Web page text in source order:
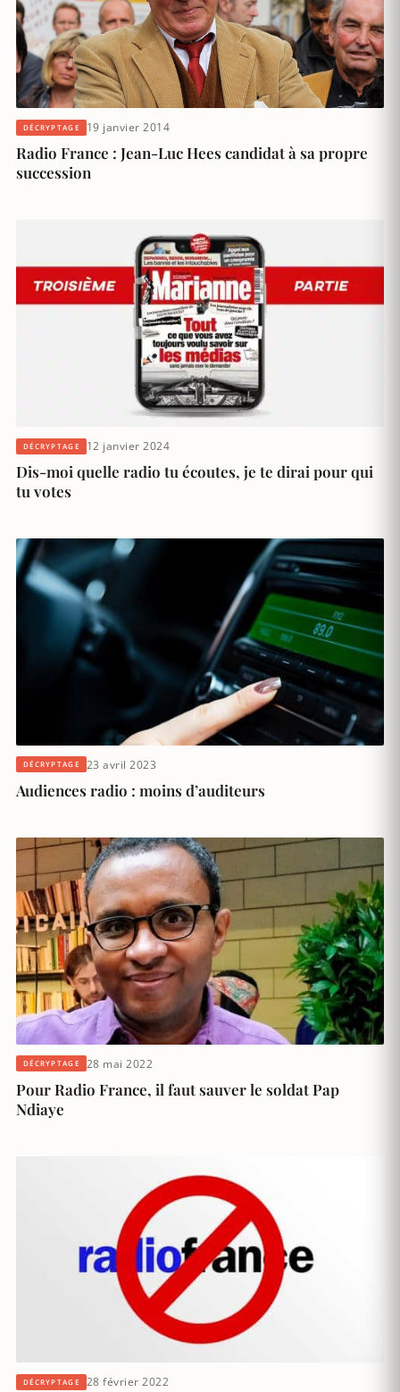
DÉCRYPTAGE 19 janvier 2014
Radio France : Jean-Luc Hees candidat à sa propre
succession
DÉCRYPTAGE 12 janvier 2024
Dis-moi quelle radio tu écoutes, je te dirai pour qui
tu votes
DÉCRYPTAGE 23 avril 2023
Audiences radio : moins d’auditeurs
DÉCRYPTAGE 28 mai 2022
Pour Radio France, il faut sauver le soldat Pap
Ndiaye
DÉCRYPTAGE 28 février 2022